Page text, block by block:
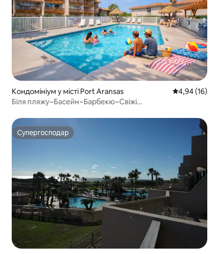
Кондомініум у місті Port Aransas Середня
4,94 (16)
Біля пляжу~Басейн~Барбекю~Свіжі
Супергосподар
Супергосподар